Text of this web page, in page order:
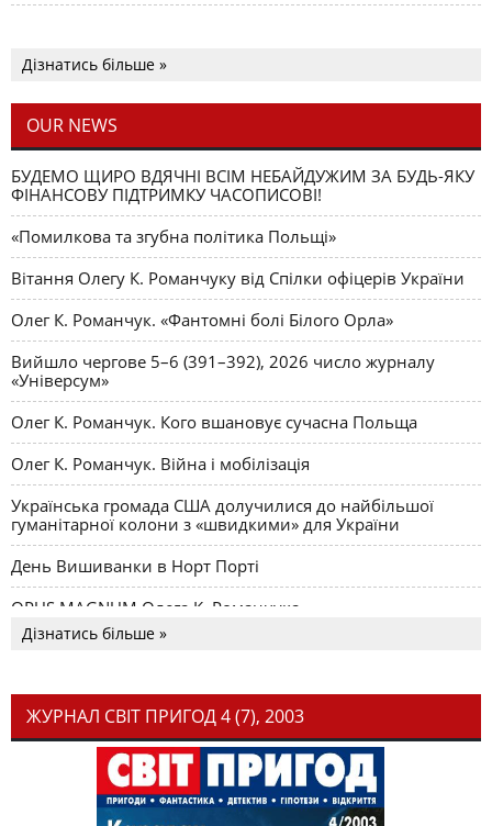
Дізнатись більше »
OUR NEWS
БУДЕМО ЩИРО ВДЯЧНІ ВСІМ НЕБАЙДУЖИМ ЗА БУДЬ-ЯКУ
ФІНАНСОВУ ПІДТРИМКУ ЧАСОПИСОВІ!
«Помилкова та згубна політика Польщі»
Вітання Олегу К. Романчуку від Спілки офіцерів України
Олег К. Романчук. «Фантомні болі Білого Орла»
Вийшло чергове 5–6 (391–392), 2026 число журналу
«Універсум»
Олег К. Романчук. Кого вшановує сучасна Польща
Олег К. Романчук. Війна і мобілізація
Українська громада США долучилися до найбільшої
гуманітарної колони з «швидкими» для України
День Вишиванки в Норт Порті
OPUS MAGNUM Олега К. Романчука
Дізнатись більше »
ЖУРНАЛ СВІТ ПРИГОД 4 (7), 2003